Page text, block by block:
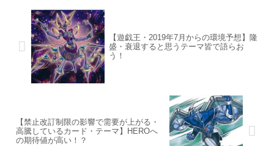
【遊戯王・2019年7月からの環境予想】隆
盛・衰退すると思うテーマ皆で語らお
う！
【禁止改訂制限の影響で需要が上がる・
高騰しているカード・テーマ】HEROへ
の期待値が高い！？